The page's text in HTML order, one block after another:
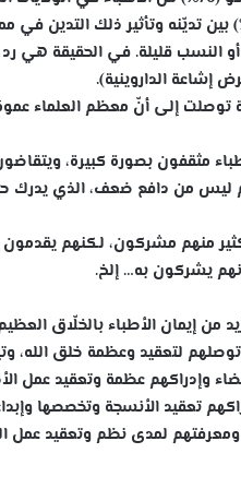
النسب قليلة. في الحقيقة هي
إشاعة الداروينية).
إلى أنّ معظم العلماء
مثقفون بصورة كبيرة،
ليس من دافع ضعف، الذي يدرك
منهم مشركون، لكنهم يقدمون
يشركون به… إلخ.
من إيمان الأطباء بالخلّاق